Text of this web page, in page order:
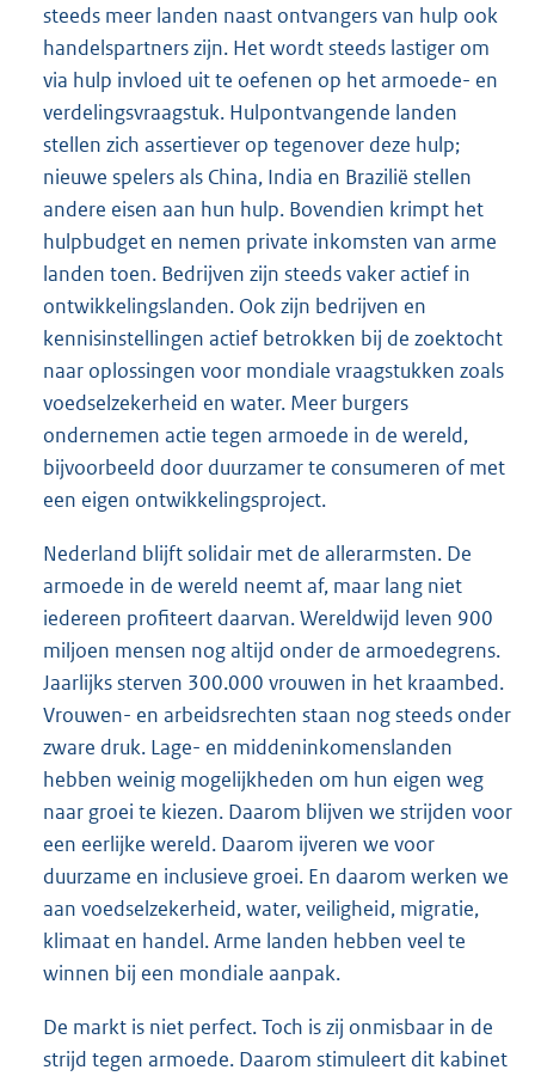
steeds meer landen naast ontvangers van hulp ook
handelspartners zijn. Het wordt steeds lastiger om
via hulp invloed uit te oefenen op het armoede- en
verdelingsvraagstuk. Hulpontvangende landen
stellen zich assertiever op tegenover deze hulp;
nieuwe spelers als China, India en Brazilië stellen
andere eisen aan hun hulp. Bovendien krimpt het
hulpbudget en nemen private inkomsten van arme
landen toen. Bedrijven zijn steeds vaker actief in
ontwikkelingslanden. Ook zijn bedrijven en
kennisinstellingen actief betrokken bij de zoektocht
naar oplossingen voor mondiale vraagstukken zoals
voedselzekerheid en water. Meer burgers
ondernemen actie tegen armoede in de wereld,
bijvoorbeeld door duurzamer te consumeren of met
een eigen ontwikkelingsproject.
Nederland blijft solidair met de allerarmsten. De
armoede in de wereld neemt af, maar lang niet
iedereen profiteert daarvan. Wereldwijd leven 900
miljoen mensen nog altijd onder de armoedegrens.
Jaarlijks sterven 300.000 vrouwen in het kraambed.
Vrouwen- en arbeidsrechten staan nog steeds onder
zware druk. Lage- en middeninkomenslanden
hebben weinig mogelijkheden om hun eigen weg
naar groei te kiezen. Daarom blijven we strijden voor
een eerlijke wereld. Daarom ijveren we voor
duurzame en inclusieve groei. En daarom werken we
aan voedselzekerheid, water, veiligheid, migratie,
klimaat en handel. Arme landen hebben veel te
winnen bij een mondiale aanpak.
De markt is niet perfect. Toch is zij onmisbaar in de
strijd tegen armoede. Daarom stimuleert dit kabinet